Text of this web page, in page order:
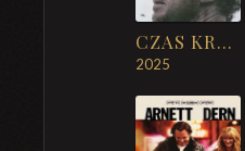
CZAS KRUKA
2025